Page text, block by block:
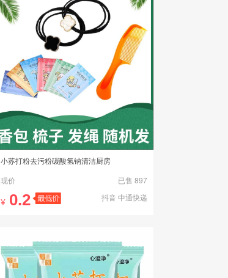
小苏打粉去污粉碳酸氢钠清洁厨房
现价
已售 897
¥ 0.2 抖音 中通快递